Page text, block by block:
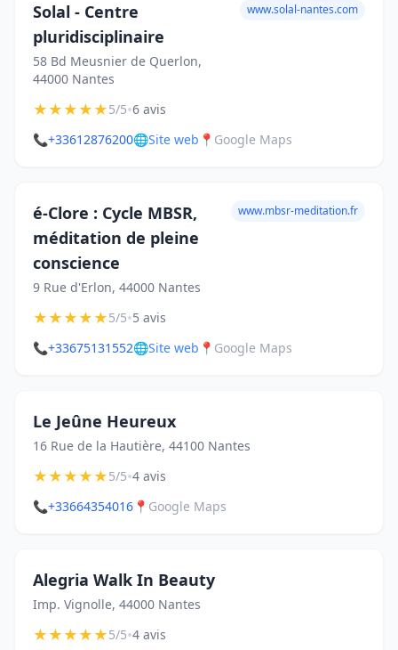
Solal - Centre
pluridisciplinaire
58 Bd Meusnier de Querlon,
44000 Nantes
www.solal-nantes.com
★★★★★5/5•6 avis
📞+33612876200🌐Site web 📍 Google Maps
é-Clore : Cycle MBSR,
méditation de pleine
conscience
9 Rue d'Erlon, 44000 Nantes
www.mbsr-meditation.fr
★★★★★5/5•5 avis
📞+33675131552🌐Site web 📍 Google Maps
Le Jeûne Heureux
16 Rue de la Hautière, 44100 Nantes
★★★★★5/5•4 avis
📞+33664354016 📍 Google Maps
Alegria Walk In Beauty
Imp. Vignolle, 44000 Nantes
★★★★★5/5•4 avis